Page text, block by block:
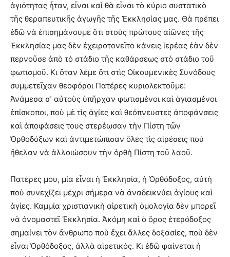
ἁγιότητας ἦταν, εἶναι καὶ θὰ εἶναι τὸ κύριο συστατικὸ
τῆς θεραπευτικῆς ἀγωγῆς τῆς Ἐκκλησίας μας. Θὰ πρέπει
ἐδῶ νὰ ἐπισημάνουμε ὅτι στοὺς πρώτους αἰῶνες τῆς
Ἐκκλησίας μας δὲν ἐχειροτονεῖτο κάνεις ἱερέας ἐὰν δὲν
περνοῦσε ἀπὸ τὸ στάδιο τῆς καθάρσεως στὸ στάδιο τοῦ
φωτισμοῦ. Κι ὅταν λέμε ὅτι στὶς Οἰκουμενικὲς Συνόδους
συμμετεῖχαν θεοφόροι Πατέρες κυριολεκτοῦμε:
Ἀνάμεσα σ᾽ αὐτοὺς ὑπῆρχαν φωτισμένοι καὶ ἁγιασμένοι
ἐπίσκοποι, ποὺ μὲ τὶς ἁγίες καὶ θεόπνευστες ἀποφάνσεις
καὶ ἀποφάσεις τους στερέωσαν τὴν Πίστη τῶν
Ὀρθοδόξων καὶ ἀντιμετώπισαν ὅλες τὶς αἱρέσεις ποὺ
ἤθελαν νὰ ἀλλοιώσουν τὴν ὀρθὴ Πίστη τοῦ λαοῦ.
Πατέρες μου, μία εἶναι ἡ Ἐκκλησία, ἡ Ὀρθόδοξος, αὐτὴ
ποὺ συνεχίζει μέχρι σήμερα νὰ ἀναδεικνύει ἁγίους καὶ
ἁγίες. Καμμία χριστιανικὴ αἱρετικὴ ὁμολογία δὲν μπορεῖ
νὰ ὀνομαστεῖ Ἐκκλησία. Ἀκόμη καὶ ὁ ὅρος ἑτερόδοξος
σημαίνει τὸν ἄνθρωπο ποὺ ἔχει ἄλλες δοξασίες, ποὺ δὲν
εἶναι Ὀρθόδοξος, ἀλλὰ αἱρετικός. Κι ἐδῶ φαίνεται ἡ